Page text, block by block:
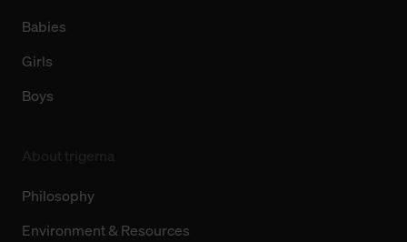
Babies
Girls
Boys
Philosophy
Environment & Resources